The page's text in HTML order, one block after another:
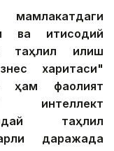
ва иқтисодий
таҳлил қилиш
харитаси"
ҳам фаолият
интеллект
таҳлил
даражада